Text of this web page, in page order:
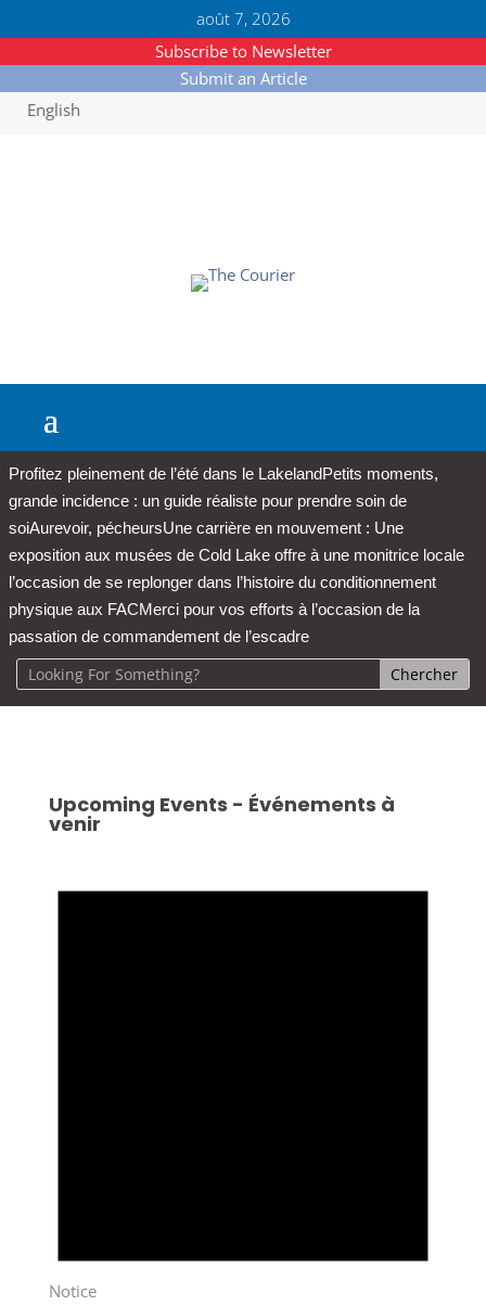
août 7, 2026
Subscribe to Newsletter
Submit an Article
English
Profitez pleinement de l’été dans le LakelandPetits moments,
grande incidence : un guide réaliste pour prendre soin de
soiAurevoir, pécheursUne carrière en mouvement : Une
exposition aux musées de Cold Lake offre à une monitrice locale
l’occasion de se replonger dans l’histoire du conditionnement
physique aux FACMerci pour vos efforts à l’occasion de la
passation de commandement de l’escadre
Upcoming Events - Événements à
venir
Notice